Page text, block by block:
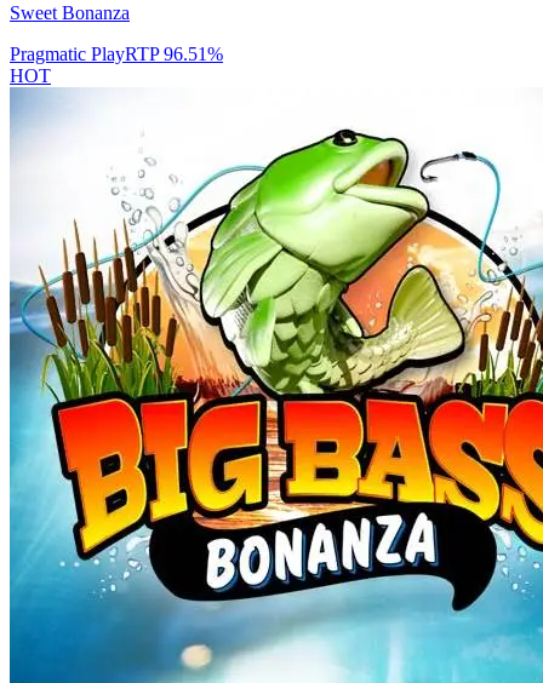
Sweet Bonanza
Pragmatic PlayRTP96.51%
HOT